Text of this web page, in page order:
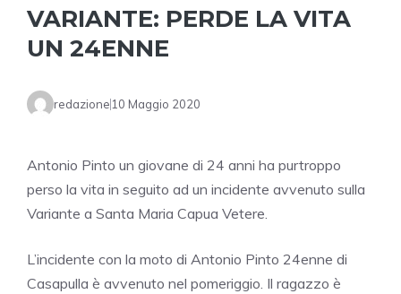
VARIANTE: PERDE LA VITA
UN 24ENNE
redazione 10 Maggio 2020
Antonio Pinto un giovane di 24 anni ha purtroppo
perso la vita in seguito ad un incidente avvenuto sulla
Variante a Santa Maria Capua Vetere.
L’incidente con la moto di Antonio Pinto 24enne di
Casapulla è avvenuto nel pomeriggio. Il ragazzo è